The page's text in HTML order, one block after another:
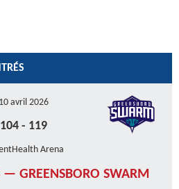
10 avril 2026
104 - 119
Arena
— GREENSBORO SWARM